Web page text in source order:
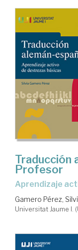
Traducción
Profesor
Aprendizaje
Gamero Pérez,
Universitat Jaume I.